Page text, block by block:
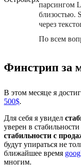
парсингом
близостью.
через
По всем
Финстрип за
В этом месяце я
500$.
Для себя я увидел
уверен в
стабильности с
будут упираться не
ближайшее время
многим.